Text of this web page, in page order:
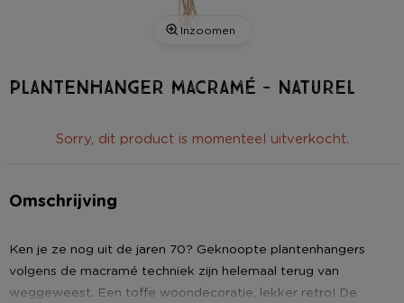
Inzoomen
Plantenhanger macramé - naturel
Sorry, dit product is momenteel uitverkocht.
Omschrijving
Ken je ze nog uit de jaren 70? Geknoopte plantenhangers
volgens de macramé techniek zijn helemaal terug van
weggeweest. Een toffe woondecoratie, lekker retro! De